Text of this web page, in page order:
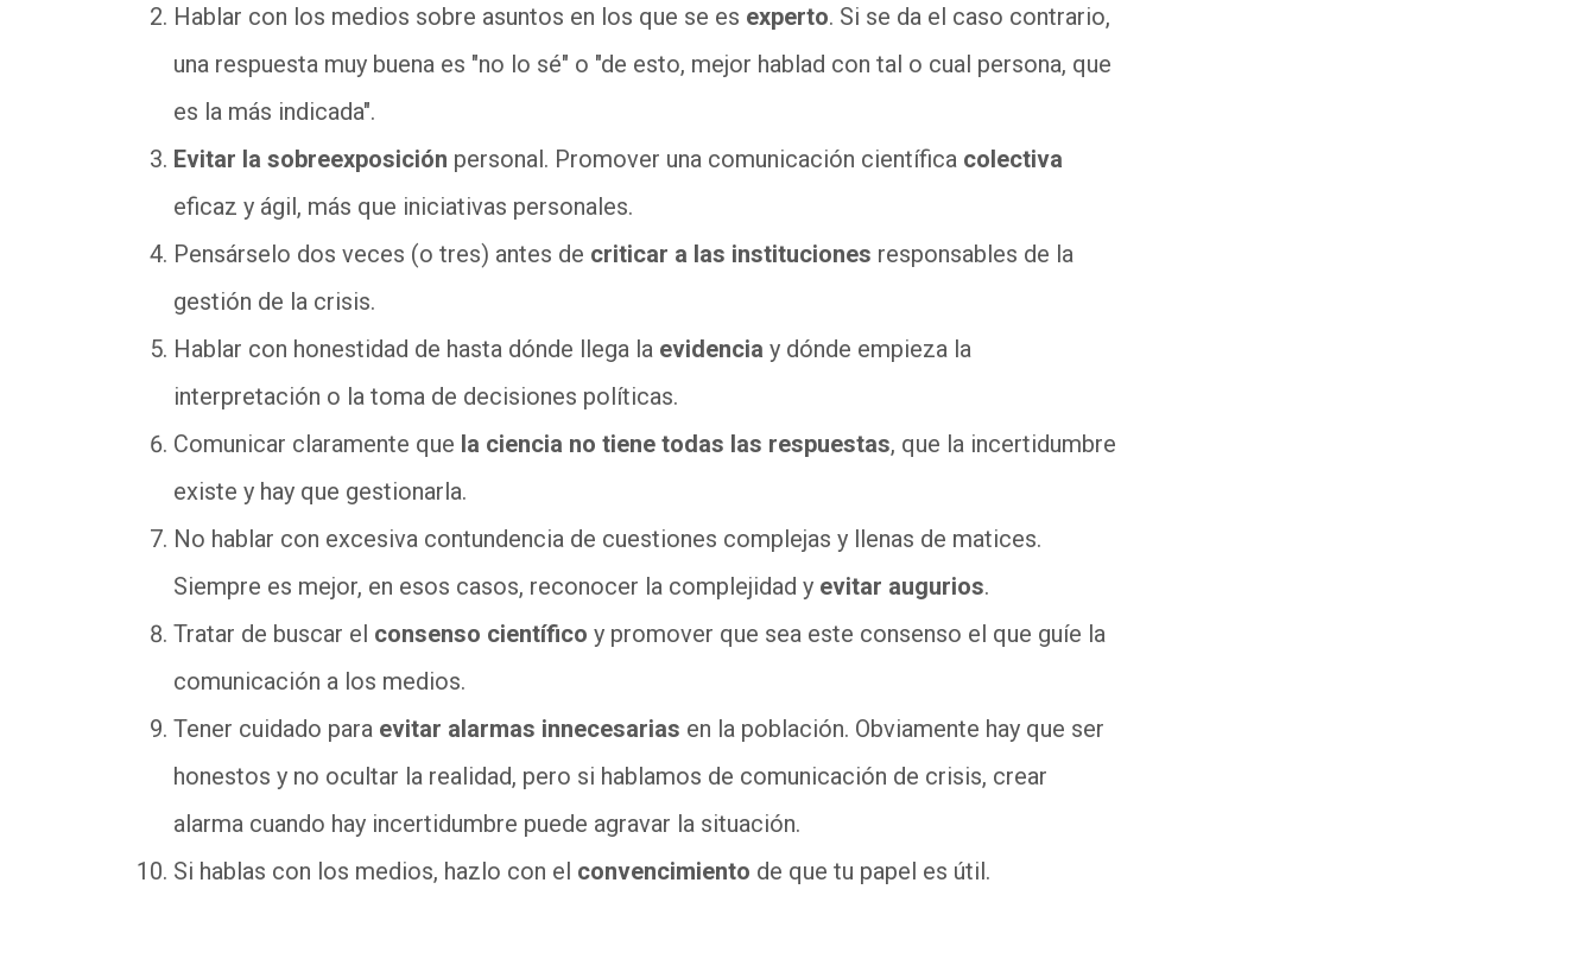
Hablar con los medios sobre asuntos en los que se es experto. Si se da el caso contrario,
una respuesta muy buena es "no lo sé" o "de esto, mejor hablad con tal o cual persona, que
es la más indicada".
Evitar la sobreexposición personal. Promover una comunicación científica colectiva
eficaz y ágil, más que iniciativas personales.
Pensárselo dos veces (o tres) antes de criticar a las instituciones responsables de la
gestión de la crisis.
Hablar con honestidad de hasta dónde llega la evidencia y dónde empieza la
interpretación o la toma de decisiones políticas.
Comunicar claramente que la ciencia no tiene todas las respuestas, que la incertidumbre
existe y hay que gestionarla.
No hablar con excesiva contundencia de cuestiones complejas y llenas de matices.
Siempre es mejor, en esos casos, reconocer la complejidad y evitar augurios.
Tratar de buscar el consenso científico y promover que sea este consenso el que guíe la
comunicación a los medios.
Tener cuidado para evitar alarmas innecesarias en la población. Obviamente hay que ser
honestos y no ocultar la realidad, pero si hablamos de comunicación de crisis, crear
alarma cuando hay incertidumbre puede agravar la situación.
Si hablas con los medios, hazlo con el convencimiento de que tu papel es útil.